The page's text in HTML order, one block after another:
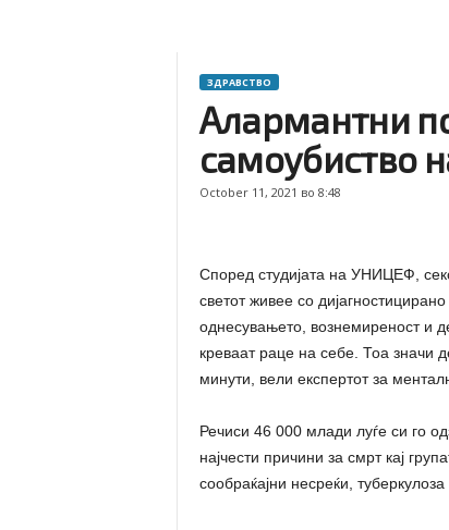
ЗДРАВСТВО
Алармантни
самоубиство
October 11, 2021 во 8:48
Според студијата на УНИЦЕФ,
светот живее со
однесувањето, вознемиреност и
креваат раце на себе. Тоа значи
минути, вели експертот за
Речиси 46 000 млади луѓе си го
најчести причини за смрт кај
сообраќајни несреќи,